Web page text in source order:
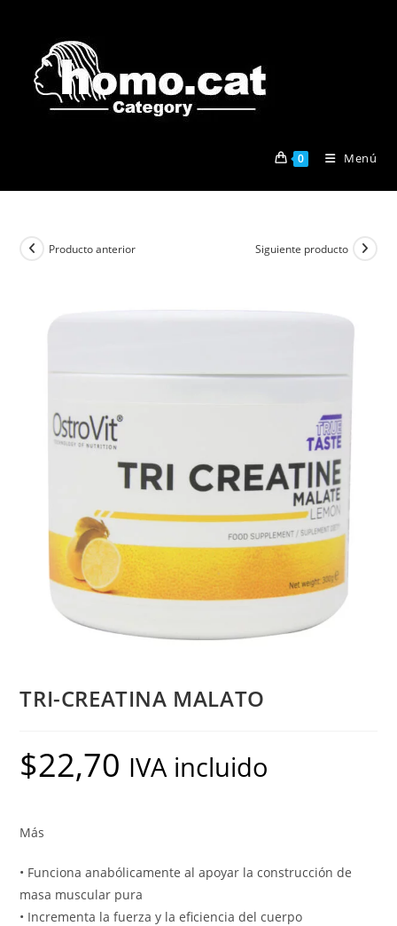
contenido
0 Menú
Producto anterior Siguiente producto
TRI-CREATINA MALATO
$22,70 IVA incluido
Más
• Funciona anabólicamente al apoyar la construcción de
masa muscular pura
• Incrementa la fuerza y la eficiencia del cuerpo